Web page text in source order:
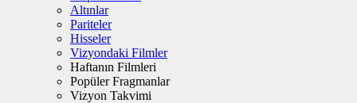
Altınlar
Pariteler
Hisseler
Vizyondaki Filmler
Haftanın Filmleri
Popüler Fragmanlar
Vizyon Takvimi